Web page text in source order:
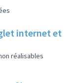
internet et
réalisables